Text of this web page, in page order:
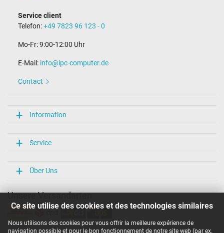
Ce site utilise des cookies et des technologies similaires
Nous utilisons des cookies pour vous offrir la meilleure expérience de
navigation possible et pour le bon fonctionnement de notre site web (par ex.
Service client
Telefon:+49 7823 96 123 - 0
Mo-Fr: 9:00-12:00 Uhr
E-Mail: info@ipc-computer.de
Contact
Information
Service
Über Uns
Unsere Versandarten